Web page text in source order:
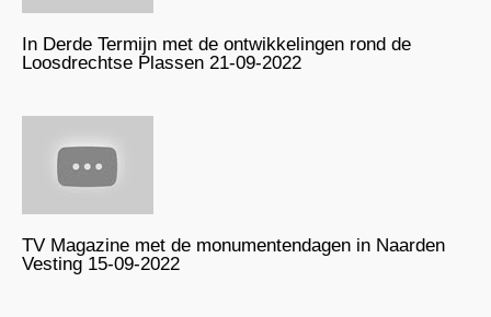
In Derde Termijn met de ontwikkelingen rond de
Loosdrechtse Plassen 21-09-2022
TV Magazine met de monumentendagen in Naarden
Vesting 15-09-2022